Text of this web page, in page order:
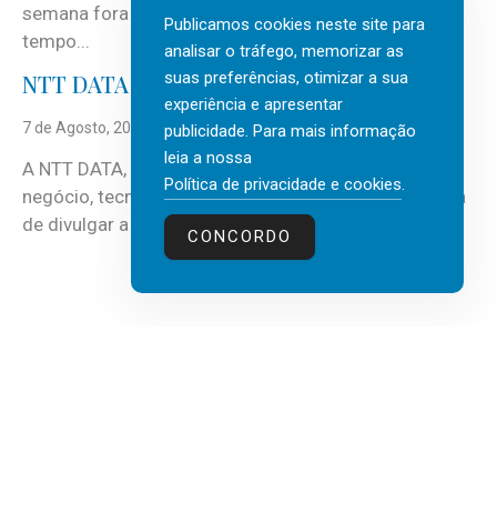
semana fora e os dias em que a casa fica mais
tempo...
NTT DATA Insurtech Global Outlook 2026
7 de Agosto, 2026
A NTT DATA, consultora global em serviços de
negócio, tecnologia e inteligência artificial (IA), acaba
de divulgar a mais recente...
Publicamos cookies neste site para
analisar o tráfego, memorizar as
suas preferências, otimizar a sua
experiência e apresentar
publicidade. Para mais informação
leia a nossa
Política de privacidade e cookies.
CONCORDO